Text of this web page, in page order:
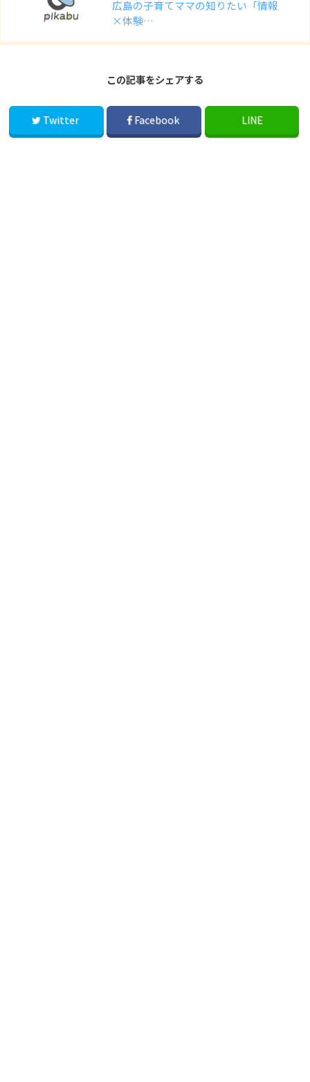
広島の子育てママの知りたい「情報
×体験…
この記事をシェアする
Twitter Facebook LINE